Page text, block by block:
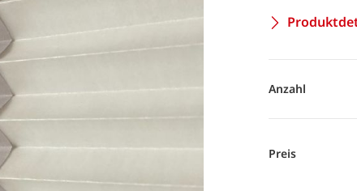
Anzahl
Preis